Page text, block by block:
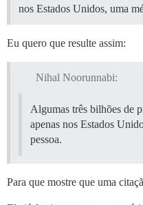
nos Estados Unidos, uma
Eu quero que resulte assim:
Nihal Noorunnabi:
Algumas três bilhões de
apenas nos Estados
pessoa.
Para que mostre que uma